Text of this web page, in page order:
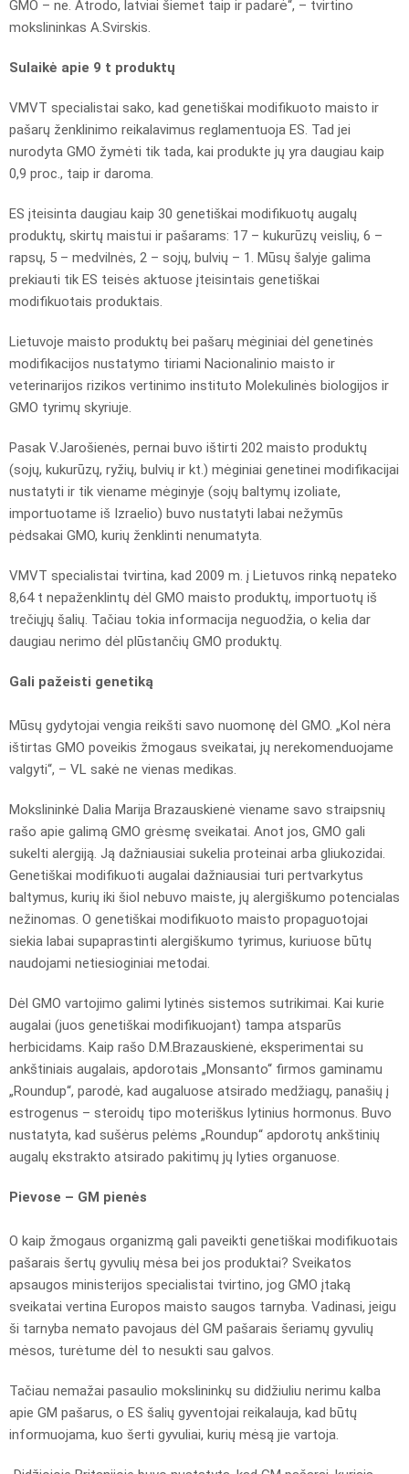
GMO – ne. Atrodo, latviai šiemet taip ir padarė“, – tvirtino
mokslininkas A.Svirskis.
Sulaikė apie 9 t produktų
VMVT specialistai sako, kad genetiškai modifikuoto maisto ir
pašarų ženklinimo reikalavimus reglamentuoja ES. Tad jei
nurodyta GMO žymėti tik tada, kai produkte jų yra daugiau kaip
0,9 proc., taip ir daroma.
ES įteisinta daugiau kaip 30 genetiškai modifikuotų augalų
produktų, skirtų maistui ir pašarams: 17 – kukurūzų veislių, 6 –
rapsų, 5 – medvilnės, 2 – sojų, bulvių – 1. Mūsų šalyje galima
prekiauti tik ES teisės aktuose įteisintais genetiškai
modifikuotais produktais.
Lietuvoje maisto produktų bei pašarų mėginiai dėl genetinės
modifikacijos nustatymo tiriami Nacionalinio maisto ir
veterinarijos rizikos vertinimo instituto Molekulinės biologijos ir
GMO tyrimų skyriuje.
Pasak V.Jarošienės, pernai buvo ištirti 202 maisto produktų
(sojų, kukurūzų, ryžių, bulvių ir kt.) mėginiai genetinei modifikacijai
nustatyti ir tik viename mėginyje (sojų baltymų izoliate,
importuotame iš Izraelio) buvo nustatyti labai nežymūs
pėdsakai GMO, kurių ženklinti nenumatyta.
VMVT specialistai tvirtina, kad 2009 m. į Lietuvos rinką nepateko
8,64 t nepaženklintų dėl GMO maisto produktų, importuotų iš
trečiųjų šalių. Tačiau tokia informacija neguodžia, o kelia dar
daugiau nerimo dėl plūstančių GMO produktų.
Gali pažeisti genetiką
Mūsų gydytojai vengia reikšti savo nuomonę dėl GMO. „Kol nėra
ištirtas GMO poveikis žmogaus sveikatai, jų nerekomenduojame
valgyti“, – VL sakė ne vienas medikas.
Mokslininkė Dalia Marija Brazauskienė viename savo straipsnių
rašo apie galimą GMO grėsmę sveikatai. Anot jos, GMO gali
sukelti alergiją. Ją dažniausiai sukelia proteinai arba gliukozidai.
Genetiškai modifikuoti augalai dažniausiai turi pertvarkytus
baltymus, kurių iki šiol nebuvo maiste, jų alergiškumo potencialas
nežinomas. O genetiškai modifikuoto maisto propaguotojai
siekia labai supaprastinti alergiškumo tyrimus, kuriuose būtų
naudojami netiesioginiai metodai.
Dėl GMO vartojimo galimi lytinės sistemos sutrikimai. Kai kurie
augalai (juos genetiškai modifikuojant) tampa atsparūs
herbicidams. Kaip rašo D.M.Brazauskienė, eksperimentai su
ankštiniais augalais, apdorotais „Monsanto“ firmos gaminamu
„Roundup“, parodė, kad augaluose atsirado medžiagų, panašių į
estrogenus – steroidų tipo moteriškus lytinius hormonus. Buvo
nustatyta, kad sušėrus pelėms „Roundup“ apdorotų ankštinių
augalų ekstrakto atsirado pakitimų jų lyties organuose.
Pievose – GM pienės
O kaip žmogaus organizmą gali paveikti genetiškai modifikuotais
pašarais šertų gyvulių mėsa bei jos produktai? Sveikatos
apsaugos ministerijos specialistai tvirtino, jog GMO įtaką
sveikatai vertina Europos maisto saugos tarnyba. Vadinasi, jeigu
ši tarnyba nemato pavojaus dėl GM pašarais šeriamų gyvulių
mėsos, turėtume dėl to nesukti sau galvos.
Tačiau nemažai pasaulio mokslininkų su didžiuliu nerimu kalba
apie GM pašarus, o ES šalių gyventojai reikalauja, kad būtų
informuojama, kuo šerti gyvuliai, kurių mėsą jie vartoja.